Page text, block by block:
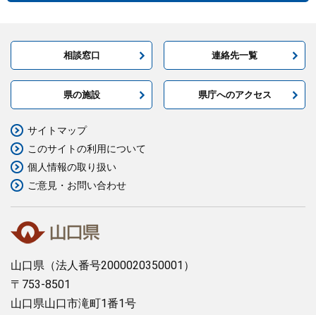
相談窓口 連絡先一覧
県の施設 県庁へのアクセス
山口県 （法人番号2000020350001）
〒753-8501
山口県山口市滝町1番1号
サイトマップ
このサイトの利用について
個人情報の取り扱い
ご意見・お問い合わせ